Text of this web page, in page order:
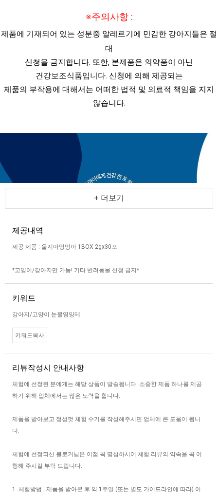
※주의사항 :
제품에 기재되어 있는 성분중 알레르기에 민감한 강아지들은 절
대
신청을 금지합니다. 또한, 본제품은 의약품이 아닌
건강보조식품입니다. 신청에 의해 제공되는
제품의 부작용에 대해서는 어떠한 법적 및 의료적 책임을 지지
않습니다.
+ 더보기
제공내역
제공 제품 : 울지마멍멍아 1BOX 2gx30포
*고양이/강아지만 가능! 기타 반려동물 신청 금지*
키워드
강아지/고양이 눈물영양제
키워드복사
리뷰작성시 안내사항
체험에 선정된 분에게는 해당 상품이 발송됩니다. 소중한 제품 하나를 제공
하기 위해 업체에서는 많은 노력을 합니다.
제품을 받아보고 정성껏 체험 수기를 작성해주시면 업체에 큰 도움이 됩니
다.
체험에 선정되신 블로거님은 이점 꼭 명심하시어 체험 리뷰의 약속을 꼭 이
행해 주시길 부탁 드립니다.
1. 체험방법 : 제품을 받아본 후 약 1주일 (또는 별도 가이드라인에 따라) 이